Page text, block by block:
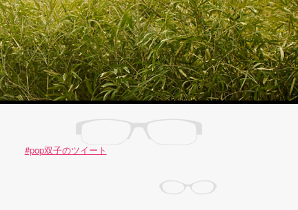
#pop双子のツイート